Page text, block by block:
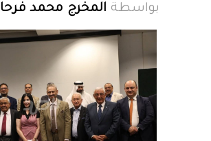
بواسطة المخرج محمد